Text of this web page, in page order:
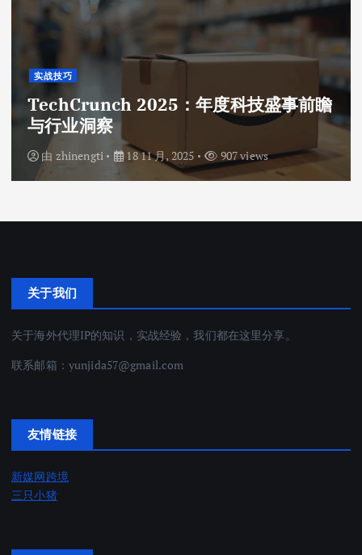
实战技巧
TechCrunch 2025：年度科技盛事前瞻
与行业洞察
由 zhinengti 18 11 月, 2025 907 views
关于我们
关于海外代理IP的知识，实战经验，我们都在这里分享。
联系邮箱： yunjida57@gmail.com
友情链接
新媒网跨境
三只小猪